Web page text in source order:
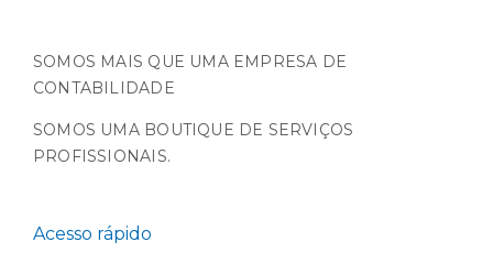
SOMOS MAIS QUE UMA EMPRESA DE
CONTABILIDADE
SOMOS UMA BOUTIQUE DE SERVIÇOS
PROFISSIONAIS.
Acesso rápido